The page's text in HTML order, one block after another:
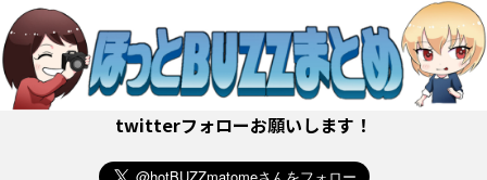
twitterフォローお願いします！